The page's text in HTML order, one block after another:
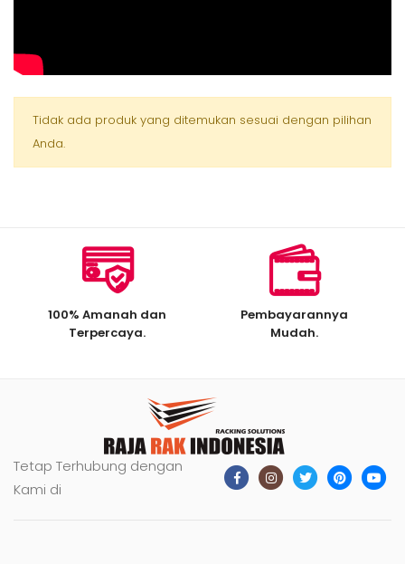
Tidak ada produk yang ditemukan sesuai dengan pilihan
Anda.
100% Amanah dan
Terpercaya.
Pembayarannya
Mudah.
Tetap Terhubung dengan
Kami di